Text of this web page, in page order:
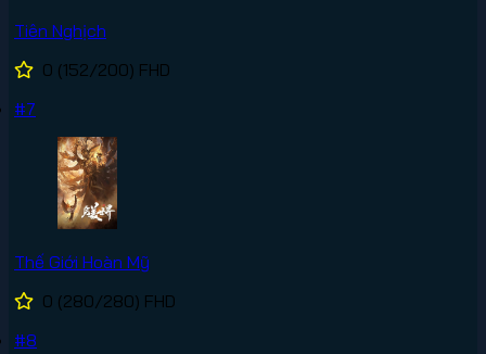
Tiên Nghịch
0 (152/200) FHD
#7
Thế Giới Hoàn Mỹ
0 (280/280) FHD
#8